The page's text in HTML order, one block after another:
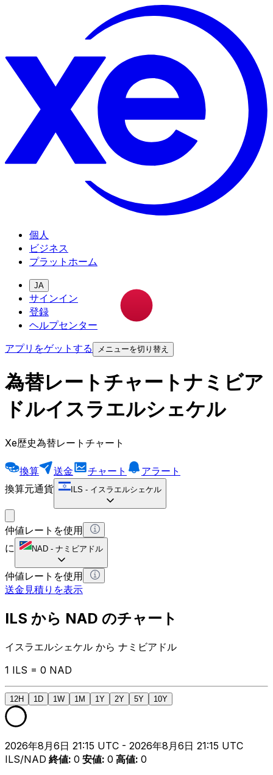
個人
ビジネス
プラットホーム
JA
サインイン
登録
ヘルプセンター
アプリをゲットする
メニューを切り替え
為替レートチャートナミビア
ドルイスラエルシェケル
Xe歴史為替レートチャート
換算 送金 チャート
アラート
換算元通貨
ILS - イスラエルシェケル
仲値レートを使用
に
NAD - ナミビアドル
仲値レートを使用
送金見積りを表示
ILS から NAD のチャート
イスラエルシェケル から ナミビアドル
1 ILS = 0 NAD
12H 1D 1W 1M 1Y 2Y 5Y 10Y
2026年8月6日 21:15 UTC - 2026年8月6日 21:15 UTC
ILS/NAD 終値: 0 安値: 0 高値: 0